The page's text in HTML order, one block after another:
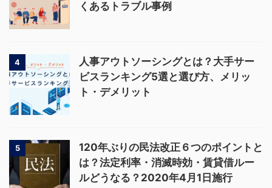
くあるトラブル事例
4
人事アウトソーシングとは？大手サー
ビスランキング5選と選び方、メリッ
ト・デメリット
5
120年ぶりの民法改正６つのポイントと
は？法定利率・消滅時効・賃貸借ルー
ルどうなる？2020年4月1日施行